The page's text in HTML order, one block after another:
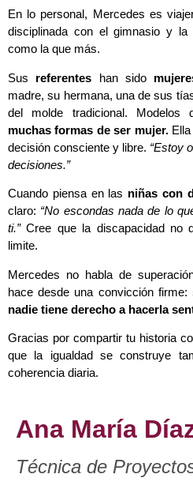
En lo personal, Mercedes es
disciplinada con el gimnasio y la
como la que más.
Sus referentes han sido
madre, su hermana, una de sus
del molde tradicional. Modelos
muchas formas de ser mujer.
decisión consciente y libre. “Estoy
decisiones.”
Cuando piensa en las niñas con
claro: “No escondas nada de lo
ti.”Cree que la discapacidad no
limite.
Mercedes no habla de
hace desde una convicción firme:
nadie tiene derecho a hacerla
Gracias por compartir tu historia
que la igualdad se construye
coherencia diaria.
Ana María
Técnica de